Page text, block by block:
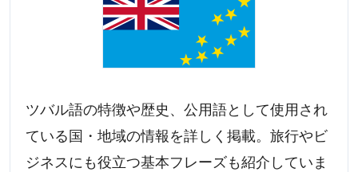
ツバル語の特徴や歴史、公用語として使用され
ている国・地域の情報を詳しく掲載。旅行やビ
ジネスにも役立つ基本フレーズも紹介していま